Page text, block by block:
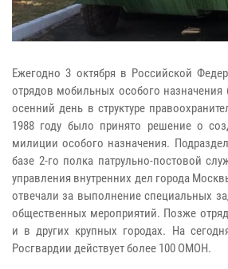
Ежегодно 3 октября в Российской
отрядов мобильных особого
осенний день в структуре
1988 году было принято решение о
милиции особого назначения.
базе 2-го полка патрульно-постовой
управления внутренних дел города
отвечали за выполнение специальных
общественных мероприятий. Позже
и в других крупных городах. На
Росгвардии действует более 100 ОМОН.